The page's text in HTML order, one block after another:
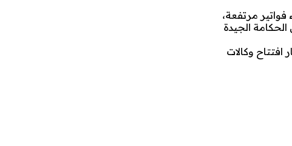
مرتفعة،
الجيدة
افتتاح وكالات